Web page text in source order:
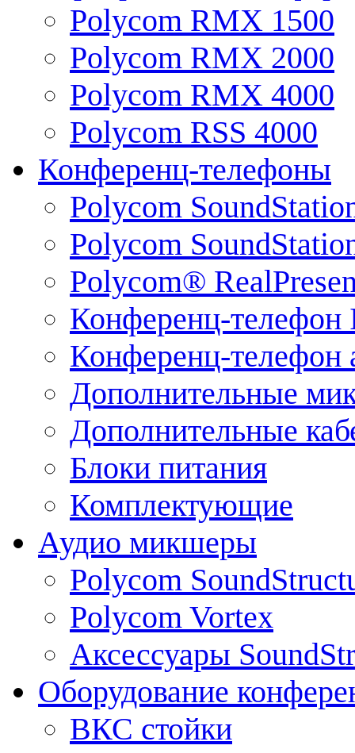
Polycom RMX 1500
Polycom RMX 2000
Polycom RMX 4000
Polycom RSS 4000
Конференц-телефоны
Polycom
Polycom
Polycom®
Конференц-телефон
Конференц-телефон
Дополнительные
Дополнительные
Блоки питания
Комплектующие
Аудио микшеры
Polycom
Polycom Vortex
Аксессуары
Оборудование
ВКС стойки